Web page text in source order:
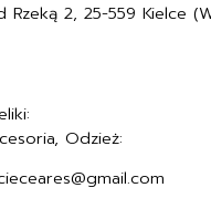
Rzeką 2, 25-559 Kielce
Odzież: